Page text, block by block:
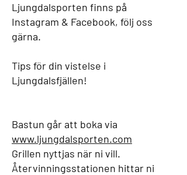
Ljungdalsporten finns på
Instagram & Facebook, följ oss
gärna.
Tips för din vistelse i
Ljungdalsfjällen!
Bastun går att boka via
www.ljungdalsporten.com
Grillen nyttjas när ni vill.
Återvinningsstationen hittar ni